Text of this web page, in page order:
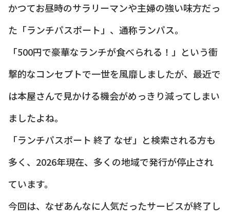
かつてお昼時のサラリーマンや主婦の強い味方だっ
た「ランチパスポート」、通称ランパス。
「500円で豪華なランチが食べられる！」という衝
撃的なコンセプトで一世を風靡しましたが、最近で
は本屋さんで見かける機会がめっきり減ってしまい
ましたよね。
「ランチパスポート 終了 なぜ」と検索される方も
多く、2026年現在、多くの地域で発行が停止され
ています。
今回は、なぜあんなに人気だったサービスが終了し